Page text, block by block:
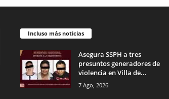
Incluso más noticias
Asegura SSPH a tres
presuntos generadores de
violencia en Villa de...
7 Ago, 2026